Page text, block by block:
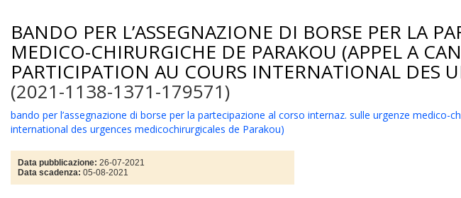
BANDO PER L’ASSEGNAZIONE DI BORSE PER LA
MEDICO-CHIRURGICHE DE PARAKOU (APPEL A
PARTICIPATION AU COURS INTERNATIONAL DES
(2021-1138-1371-179571)
bando per l’assegnazione di borse per la partecipazione al corso internaz. sulle urgenze
international des urgences medicochirurgicales de Parakou)
Data pubblicazione: 26-07-2021
Data scadenza: 05-08-2021